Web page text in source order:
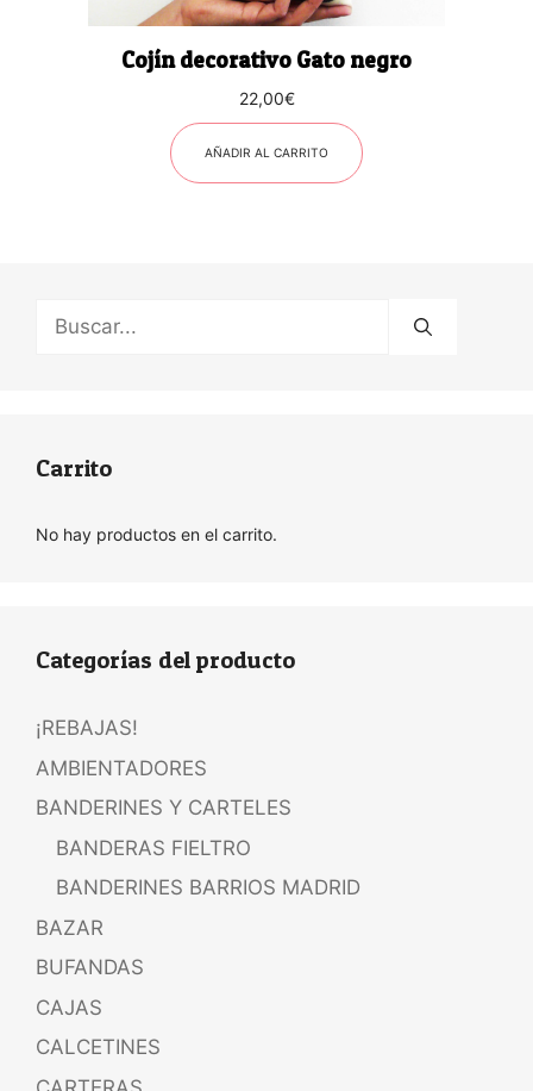
Cojín decorativo Gato negro
22,00€
AÑADIR AL CARRITO
Buscar:
Carrito
No hay productos en el carrito.
Categorías del producto
¡REBAJAS!
AMBIENTADORES
BANDERINES Y CARTELES
BANDERAS FIELTRO
BANDERINES BARRIOS MADRID
BAZAR
BUFANDAS
CAJAS
CALCETINES